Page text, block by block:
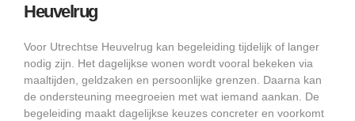
Heuvelrug
Voor Utrechtse Heuvelrug kan begeleiding tijdelijk of langer
nodig zijn. Het dagelijkse wonen wordt vooral bekeken via
maaltijden, geldzaken en persoonlijke grenzen. Daarna kan
de ondersteuning meegroeien met wat iemand aankan. De
begeleiding maakt dagelijkse keuzes concreter en voorkomt